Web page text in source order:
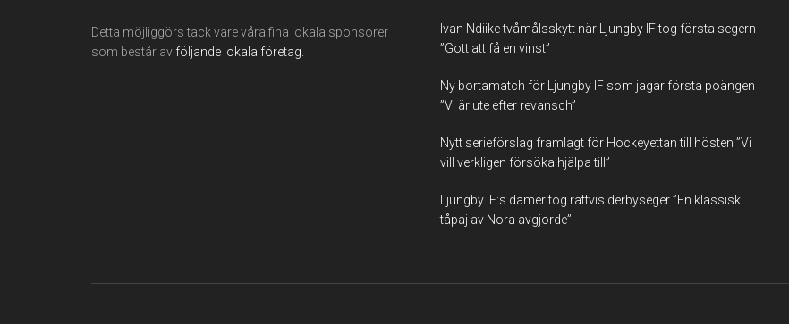
Detta möjliggörs tack vare våra fina lokala sponsorer
som består av följande lokala företag.
Ivan Ndiike tvåmålsskytt när Ljungby IF tog första segern
”Gott att få en vinst”
Ny bortamatch för Ljungby IF som jagar första poängen
”Vi är ute efter revansch”
Nytt serieförslag framlagt för Hockeyettan till hösten ”Vi
vill verkligen försöka hjälpa till”
Ljungby IF:s damer tog rättvis derbyseger ”En klassisk
tåpaj av Nora avgjorde”